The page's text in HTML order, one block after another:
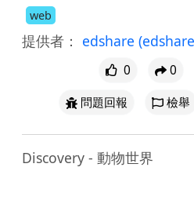
web
提供者： edshare
0 0
問題回報
檢舉
Discovery - 動物世界